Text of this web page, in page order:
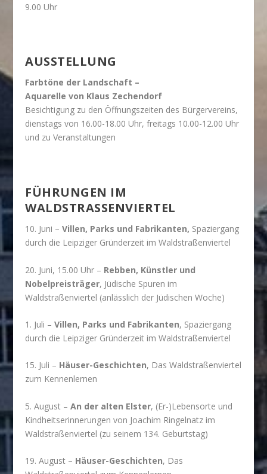
9.00 Uhr
AUSSTELLUNG
Farbtöne der Landschaft –
Aquarelle von Klaus Zechendorf
Besichtigung zu den Öffnungszeiten des Bürgervereins,
dienstags von 16.00-18.00 Uhr, freitags 10.00-12.00 Uhr
und zu Veranstaltungen
FÜHRUNGEN IM
WALDSTRASSENVIERTEL
10. Juni –Villen, Parks und Fabrikanten, Spaziergang
durch die Leipziger Gründerzeit im Waldstraßenviertel
20. Juni, 15.00 Uhr – Rebben, Künstler und
Nobelpreisträger, Jüdische Spuren im
Waldstraßenviertel (anlässlich der Jüdischen Woche)
1. Juli –Villen, Parks und Fabrikanten, Spaziergang
durch die Leipziger Gründerzeit im Waldstraßenviertel
15. Juli – Häuser-Geschichten, Das Waldstraßenviertel
zum Kennenlernen
5. August –An der alten Elster, (Er-)Lebensorte und
Kindheitserinnerungen von Joachim Ringelnatz im
Waldstraßenviertel (zu seinem 134. Geburtstag)
19. August – Häuser-Geschichten, Das